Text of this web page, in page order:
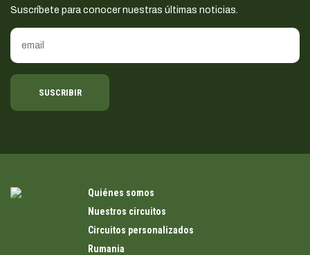
Suscríbete para conocer nuestras últimas noticias.
SUSCRIBIR
Quiénes somos
Nuestros circuitos
Circuitos personalizados
Rumania